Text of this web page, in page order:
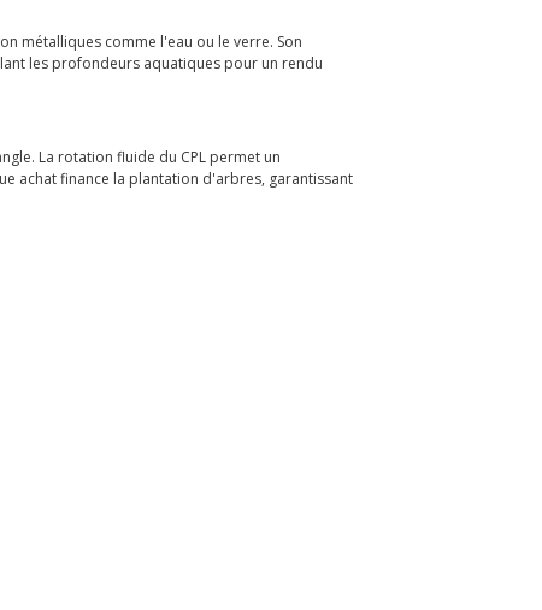
métalliques comme l'eau ou le verre. Son
les profondeurs aquatiques pour un rendu
La rotation fluide du CPL permet un
achat finance la plantation d'arbres, garantissant